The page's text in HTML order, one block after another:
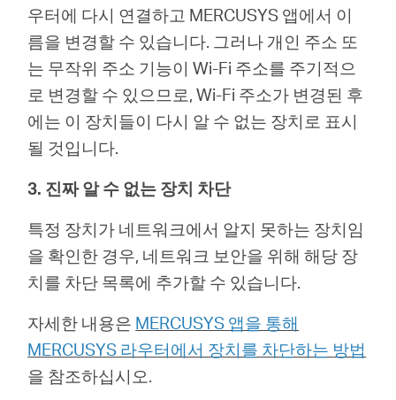
우터에 다시 연결하고 MERCUSYS 앱에서 이
름을 변경할 수 있습니다. 그러나 개인 주소 또
는 무작위 주소 기능이 Wi-Fi 주소를 주기적으
로 변경할 수 있으므로, Wi-Fi 주소가 변경된 후
에는 이 장치들이 다시 알 수 없는 장치로 표시
될 것입니다.
3. 진짜 알 수 없는 장치 차단
특정 장치가 네트워크에서 알지 못하는 장치임
을 확인한 경우, 네트워크 보안을 위해 해당 장
치를 차단 목록에 추가할 수 있습니다.
자세한 내용은 MERCUSYS 앱을 통해
MERCUSYS 라우터에서 장치를 차단하는 방법
을 참조하십시오.